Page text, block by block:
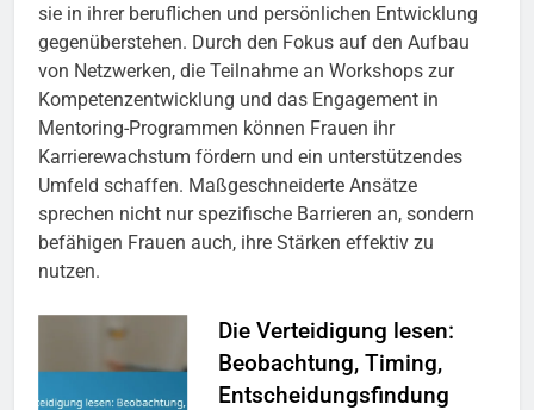
sie in ihrer beruflichen und persönlichen Entwicklung
gegenüberstehen. Durch den Fokus auf den Aufbau
von Netzwerken, die Teilnahme an Workshops zur
Kompetenzentwicklung und das Engagement in
Mentoring-Programmen können Frauen ihr
Karrierewachstum fördern und ein unterstützendes
Umfeld schaffen. Maßgeschneiderte Ansätze
sprechen nicht nur spezifische Barrieren an, sondern
befähigen Frauen auch, ihre Stärken effektiv zu
nutzen.
Die Verteidigung lesen:
Beobachtung, Timing,
Entscheidungsfindung